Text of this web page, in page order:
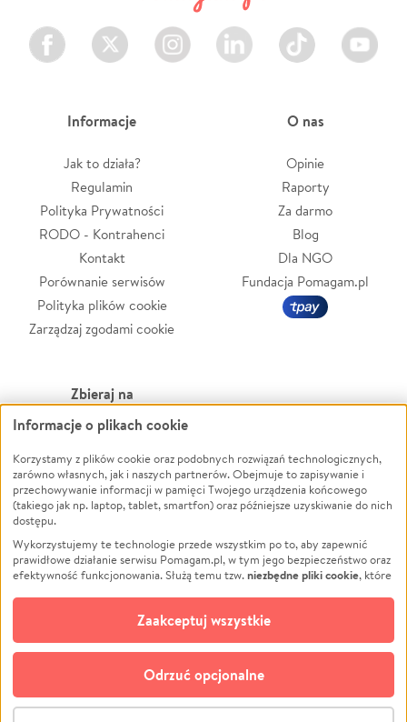
Facebook Twitter Instagram LinkedIn TikTok Youtube
Informacje
Jak to działa?
Regulamin
Polityka Prywatności
RODO - Kontrahenci
Kontakt
Porównanie serwisów
Polityka plików cookie
Zarządzaj zgodami cookie
O nas
Opinie
Raporty
Za darmo
Blog
Dla NGO
Fundacja Pomagam.pl
Zbieraj na
Leczenie
Zwierzęta
Pożar
Ukraina
Pomoc Finansowa
Projekty
Pogrzeb
Społeczność lokalna
Kultura
Powódź
Wichura
NGO
Edukacja
Podróż
Impreza
Ochrona środowiska
Biznes
© CROWDING SP. Z O.O.
Informacje o plikach cookie
Korzystamy z plików cookie oraz podobnych rozwiązań technologicznych,
zarówno własnych, jak i naszych partnerów. Obejmuje to zapisywanie i
przechowywanie informacji w pamięci Twojego urządzenia końcowego
(takiego jak np. laptop, tablet, smartfon) oraz późniejsze uzyskiwanie do nich
dostępu.
Wykorzystujemy te technologie przede wszystkim po to, aby zapewnić
prawidłowe działanie serwisu Pomagam.pl, w tym jego bezpieczeństwo oraz
efektywność funkcjonowania. Służą temu tzw.niezbędne pliki cookie, które
opcjonalnych plików cookie
technologii do celów analitycznych i retargetingowych. Możesz wyrazić
zgodę na ich stosowanie lub jej odmówić. W dowolnym momencie masz
możliwość zmiany swoich preferencji na stronie „Zarządzaj zgodami cookie”,
do której link znajdziesz w stopce serwisu Pomagam.pl. Opcjonalne pliki
cookie wykorzystywane są w następujących celach:
Odrzuć opcjonalne
Zaakceptuj wszystkie